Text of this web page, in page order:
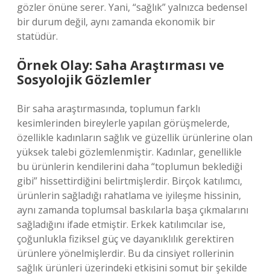
gözler önüne serer. Yani, “sağlık” yalnızca bedensel
bir durum değil, aynı zamanda ekonomik bir
statüdür.
Örnek Olay: Saha Araştırması ve
Sosyolojik Gözlemler
Bir saha araştırmasında, toplumun farklı
kesimlerinden bireylerle yapılan görüşmelerde,
özellikle kadınların sağlık ve güzellik ürünlerine olan
yüksek talebi gözlemlenmiştir. Kadınlar, genellikle
bu ürünlerin kendilerini daha “toplumun beklediği
gibi” hissettirdiğini belirtmişlerdir. Birçok katılımcı,
ürünlerin sağladığı rahatlama ve iyileşme hissinin,
aynı zamanda toplumsal baskılarla başa çıkmalarını
sağladığını ifade etmiştir. Erkek katılımcılar ise,
çoğunlukla fiziksel güç ve dayanıklılık gerektiren
ürünlere yönelmişlerdir. Bu da cinsiyet rollerinin
sağlık ürünleri üzerindeki etkisini somut bir şekilde